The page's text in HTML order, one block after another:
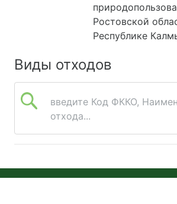
Ростовской
Республике
Виды отходов
введите Код ФККО,
отхода...